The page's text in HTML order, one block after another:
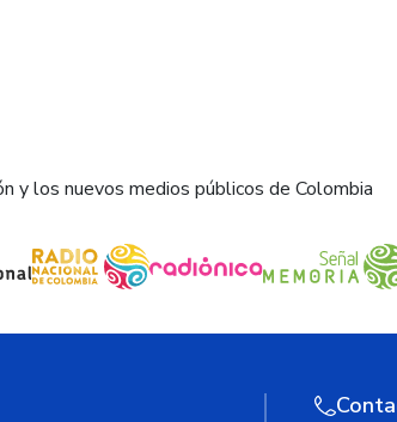
y los nuevos medios públicos de Colombia